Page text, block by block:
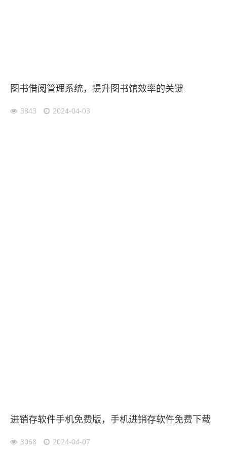
图书借阅管理系统，提升图书馆效率的关键
3843 2024-04-03
进销存软件手机免费版，手机进销存软件免费下载
3068 2024-04-07